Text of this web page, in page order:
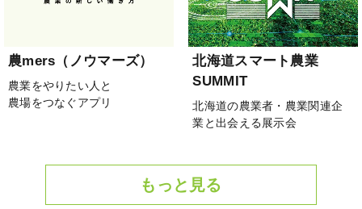
農mers（ノウマーズ）
農業をやりたい人と
農場をつなぐアプリ
北海道スマート農業
SUMMIT
北海道の農業者・農業関連企
業と出会える展示会
もっと見る